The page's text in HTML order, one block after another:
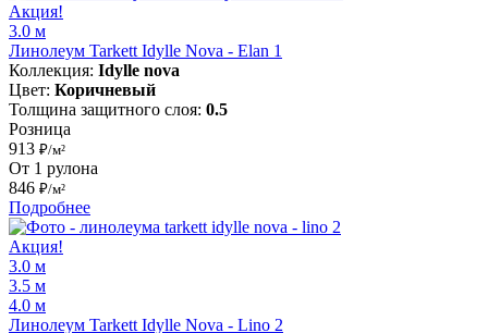
Акция!
3.0 м
Линолеум Tarkett Idylle Nova - Elan 1
Коллекция: Idylle nova
Цвет: Коричневый
Толщина защитного слоя: 0.5
Розница
913 ₽/м²
От 1 рулона
846 ₽/м²
Подробнее
Акция!
3.0 м
3.5 м
4.0 м
Линолеум Tarkett Idylle Nova - Lino 2